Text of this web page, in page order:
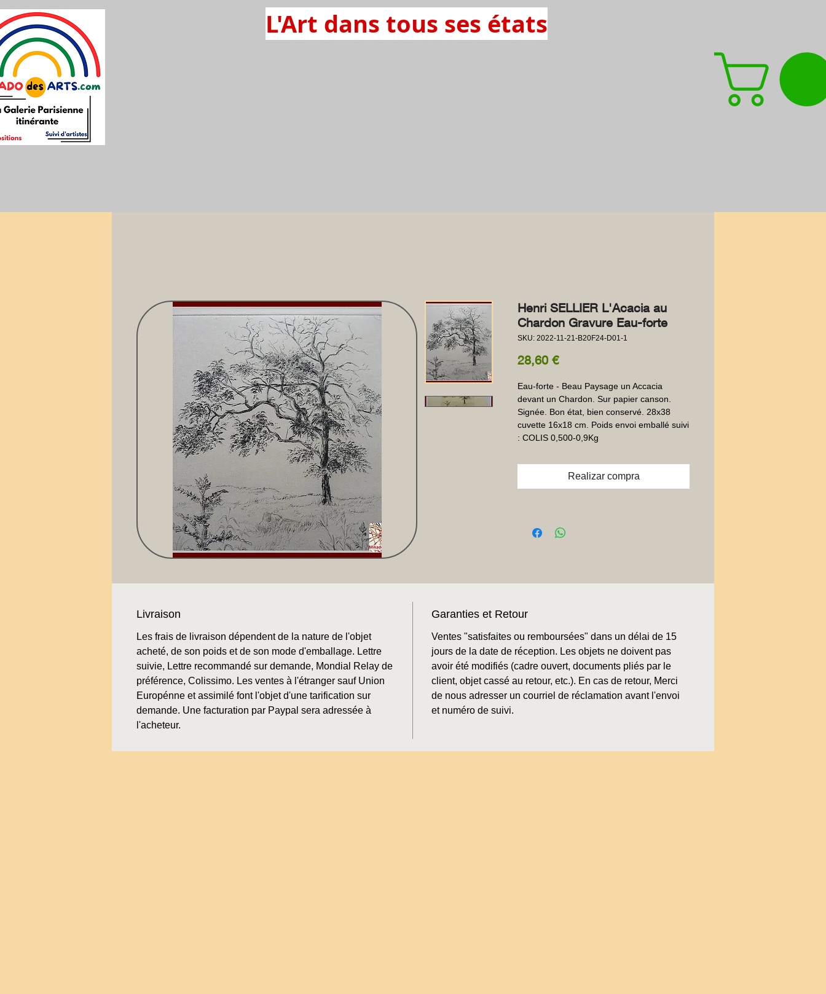
L'Art dans tous ses états
Henri SELLIER L'Acacia au
Chardon Gravure Eau-forte
SKU: 2022-11-21-B20F24-D01-1
28,60 €Precio
Eau-forte - Beau Paysage un Accacia
devant un Chardon. Sur papier canson.
Signée. Bon état, bien conservé. 28x38
cuvette 16x18 cm. Poids envoi emballé suivi
: COLIS 0,500-0,9Kg
Realizar compra
Livraison
Les frais de livraison dépendent de la nature de l'objet
acheté, de son poids et de son mode d'emballage. Lettre
suivie, Lettre recommandé sur demande, Mondial Relay de
préférence, Colissimo. Les ventes à l'étranger sauf Union
Europénne et assimilé font l'objet d'une tarification sur
demande. Une facturation par Paypal sera adressée à
l'acheteur.
Garanties et Retour
Ventes "satisfaites ou remboursées" dans un délai de 15
jours de la date de réception. Les objets ne doivent pas
avoir été modifiés (cadre ouvert, documents pliés par le
client, objet cassé au retour, etc.). En cas de retour, Merci
de nous adresser un courriel de réclamation avant l'envoi
et numéro de suivi.